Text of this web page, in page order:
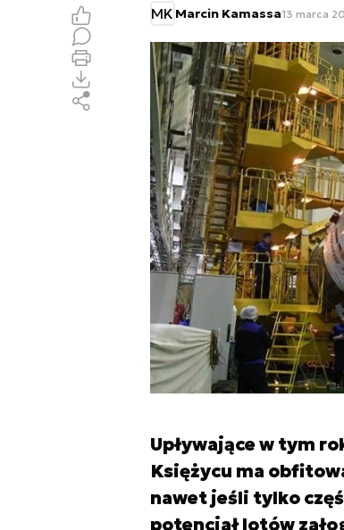
MK Marcin Kamassa13 marca
Upływające w tym
Księżycu ma
nawet jeśli tylko
potencjał lotów